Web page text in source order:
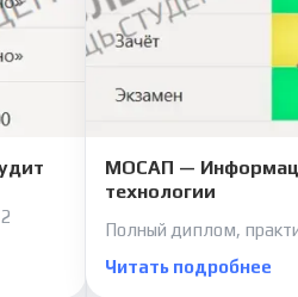
МОСАП —
технологии
Полный диплом,
Читать подробнее